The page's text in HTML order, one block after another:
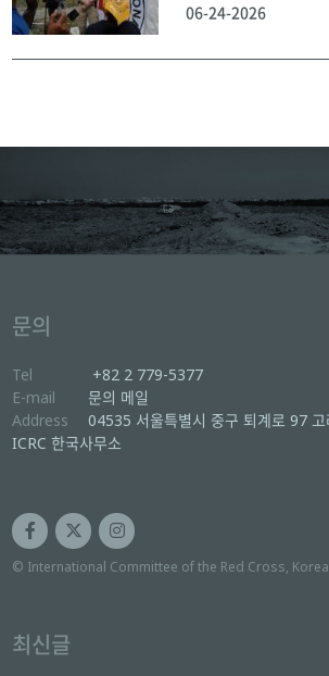
06-24-2026
문의
Tel
+82 2 779-5377
E-mail
문의 메일
Address
04535 서울특별시 중구 퇴계로 97
ICRC 한국사무소
© International Committee of the Red Cross,
최신글